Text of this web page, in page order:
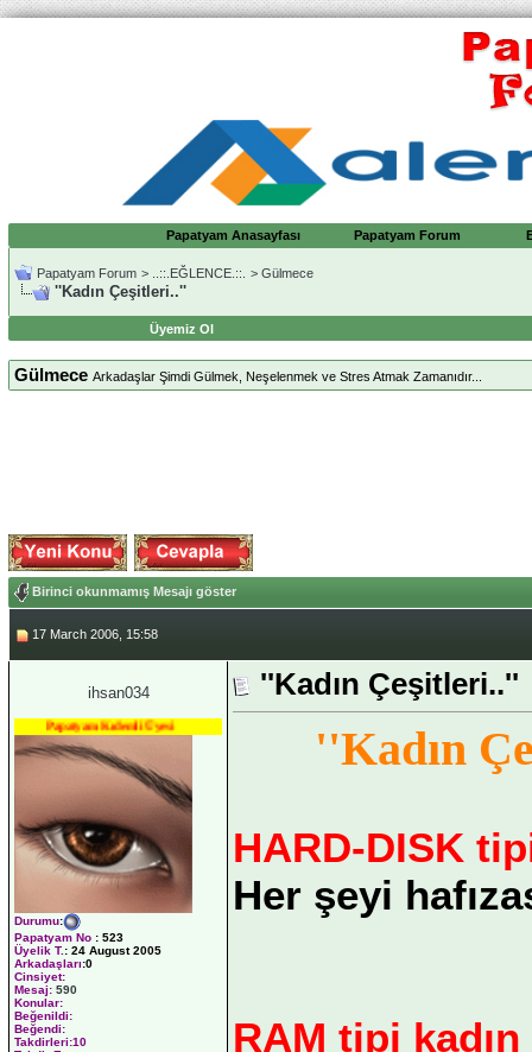
Papatyam Anasayfası Papatyam Forum
Papatyam Forum > ..::.EĞLENCE.::. > Gülmece
''Kadın Çeşitleri..''
Üyemiz Ol
Gülmece Arkadaşlar Şimdi Gülmek, Neşelenmek ve Stres Atmak Zamanıdır...
Birinci okunmamış Mesajı göster
17 March 2006, 15:58
ihsan034
Papatyam Kıdemli Üyesi
Durumu:
Papatyam No : 523
Üyelik T.: 24 August 2005
Arkadaşları:0
Cinsiyet:
Mesaj: 590
Konular:
Beğenildi:
Beğendi:
Takdirleri:10
''Kadın Çeşitleri..''
''Kadın
HARD-DISK
Her şeyi
RAM tipi kadın